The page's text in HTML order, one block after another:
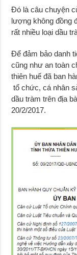
Đó là câu chuyện
lượng không đồng
rất nhiều loại dầu
Để đảm bảo danh
cũng như an toàn
thiên huế đã ban
tổ chức, cá nhân
dầu tràm trên địa
20/2/2017.